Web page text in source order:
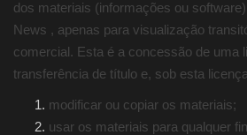
Justiça
Brasil
Educação
dos materiais (informações ou
News , apenas para visualização
comercial. Esta é a concessão de uma
transferência de título e, sob esta
modificar ou copiar os materiais;
usar os materiais para qualquer